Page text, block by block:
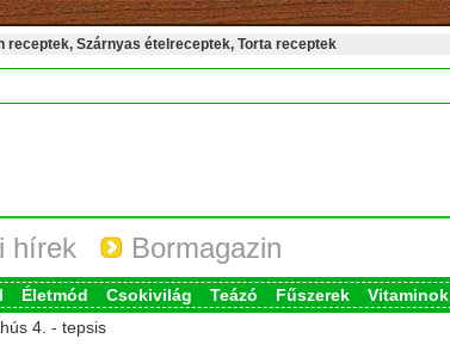
Szárnyas ételreceptek, Torta receptek
hírek Bormagazin
Életmód Csokivilág Teázó Fűszerek Vitaminok
4. - tepsis